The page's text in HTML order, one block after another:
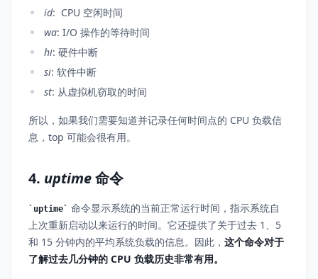
id: CPU 空闲时间
wa: I/O 操作的等待时间
hi: 硬件中断
si: 软件中断
st: 从虚拟机窃取的时间
所以，如果我们需要知道并记录任何时间点的 CPU 负载信
息，top 可能会很有用。
4. uptime命令
uptime
命令显示系统的当前正常运行时间，指示系统自
上次重新启动以来运行的时间。它还提供了关于过去 1、5
和 15 分钟内的平均系统负载的信息。因此， 这个命令对于
了解过去几分钟的 CPU 负载历史非常有用。